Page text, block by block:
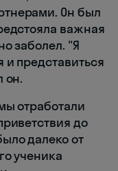
Он был
важная
заболел. "Я
и представиться
он.
отработали
до
далеко от
ученика